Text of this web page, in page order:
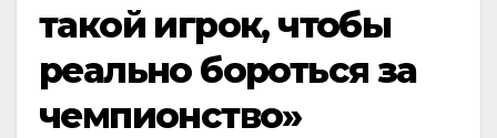
такой игрок, чтобы
реально бороться за
чемпионство»